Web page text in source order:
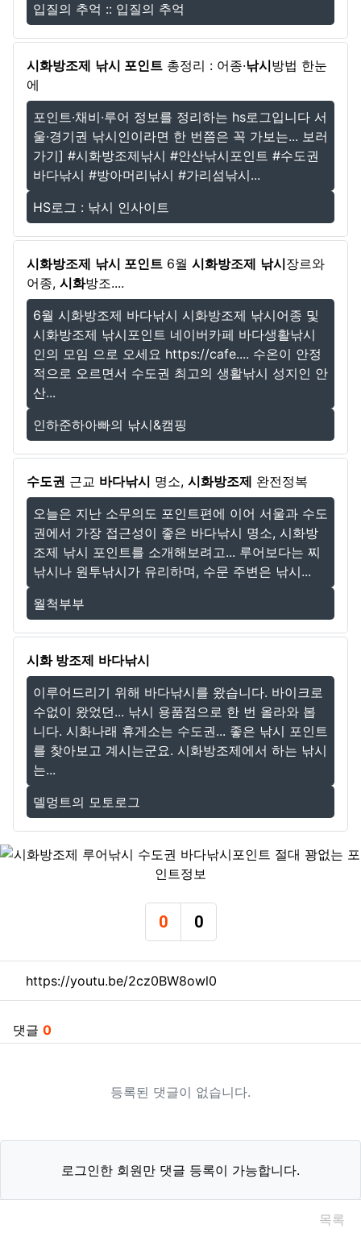
입질의 추억 :: 입질의 추억
시화방조제 낚시 포인트 총정리 : 어종·낚시방법 한눈
에
포인트·채비·루어 정보를 정리하는 hs로그입니다 서
울·경기권 낚시인이라면 한 번쯤은 꼭 가보는... 보러
가기] #시화방조제낚시 #안산낚시포인트 #수도권
바다낚시 #방아머리낚시 #가리섬낚시...
HS로그 : 낚시 인사이트
시화방조제 낚시 포인트 6월 시화방조제 낚시장르와
어종, 시화방조....
6월 시화방조제 바다낚시 시화방조제 낚시어종 및
시화방조제 낚시포인트 네이버카페 바다생활낚시
인의 모임 으로 오세요 https://cafe.... 수온이 안정
적으로 오르면서 수도권 최고의 생활낚시 성지인 안
산...
인하준하아빠의 낚시&캠핑
수도권 근교 바다낚시 명소, 시화방조제 완전정복
오늘은 지난 소무의도 포인트편에 이어 서울과 수도
권에서 가장 접근성이 좋은 바다낚시 명소, 시화방
조제 낚시 포인트를 소개해보려고... 루어보다는 찌
낚시나 원투낚시가 유리하며, 수문 주변은 낚시...
월척부부
시화 방조제 바다낚시
이루어드리기 위해 바다낚시를 왔습니다. 바이크로
수없이 왔었던... 낚시 용품점으로 한 번 올라와 봅
니다. 시화나래 휴게소는 수도권... 좋은 낚시 포인트
를 찾아보고 계시는군요. 시화방조제에서 하는 낚시
는...
델멍트의 모토로그
0
추천
0
비추천
관련자료
https://youtu.be/2cz0BW8owl0
댓글 0
등록된 댓글이 없습니다.
로그인한 회원만 댓글 등록이 가능합니다.
목록